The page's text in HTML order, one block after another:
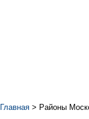
Главная > Районы